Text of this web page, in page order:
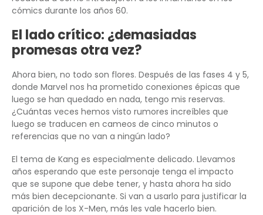
cómics durante los años 60.
El lado crítico: ¿demasiadas
promesas otra vez?
Ahora bien, no todo son flores. Después de las fases 4 y 5,
donde Marvel nos ha prometido conexiones épicas que
luego se han quedado en nada, tengo mis reservas.
¿Cuántas veces hemos visto rumores increíbles que
luego se traducen en cameos de cinco minutos o
referencias que no van a ningún lado?
El tema de Kang es especialmente delicado. Llevamos
años esperando que este personaje tenga el impacto
que se supone que debe tener, y hasta ahora ha sido
más bien decepcionante. Si van a usarlo para justificar la
aparición de los X-Men, más les vale hacerlo bien.